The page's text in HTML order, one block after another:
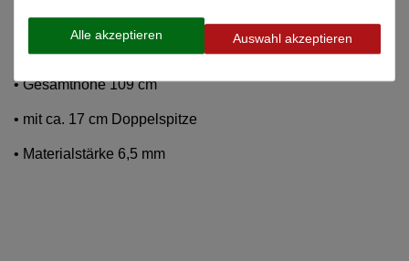
20 Stück Ösen-Federstahlpfahl
• verzinkter Pfahl mit Öse
• Gesamthöhe 109 cm
• mit ca. 17 cm Doppelspitze
• Materialstärke 6,5 mm
Alle akzeptieren Auswahl akzeptieren